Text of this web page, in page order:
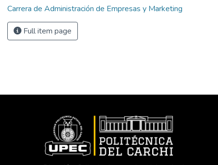
Carrera de Administración de Empresas y Marketing
Full item page